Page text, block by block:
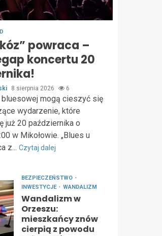
powraca –
koncertu 20
8 sierpnia 2026 6
bluesowej mogą cieszyć się
wydarzenie, które
już 20 października o
w Mikołowie. „Blues u
z... Czytaj dalej
BEZPIECZEŃSTWO
INWESTYCJE
WANDALIZM
Wandalizm w
Orzeszu:
mieszkańcy znów
cierpią z powodu